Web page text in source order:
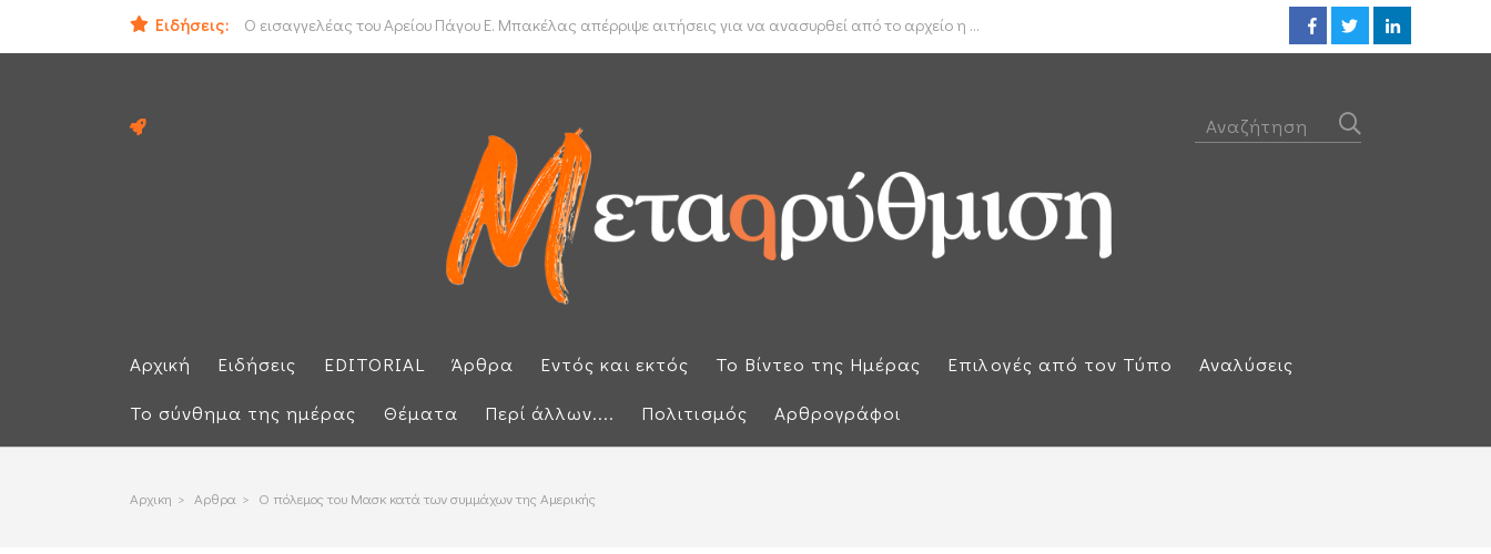
Ειδήσεις:
Ο εισαγγελέας του Αρείου Πάγου Ε. Μπακέλας απέρριψε αιτήσεις για να ανασυρθεί από το αρχείο η ...
ΟΟΣΑ: Στην τελευταία θέση η Ελλάδα για το πραγματικό διαθέσιμο εισόδημα των νοικοκυριών Προθεσμία για να
Αρχική Ειδήσεις EDITORIAL Άρθρα Εντός και εκτός Το Βίντεο της Ημέρας Επιλογές από τον Τύπο
Αναλύσεις
Το σύνθημα της ημέρας
Θέματα Περί άλλων.... Πολιτισμός Αρθρογράφοι
Αρχικη > Αρθρα > O πόλεμος του Μασκ κατά των συμμάχων της Αμερικής